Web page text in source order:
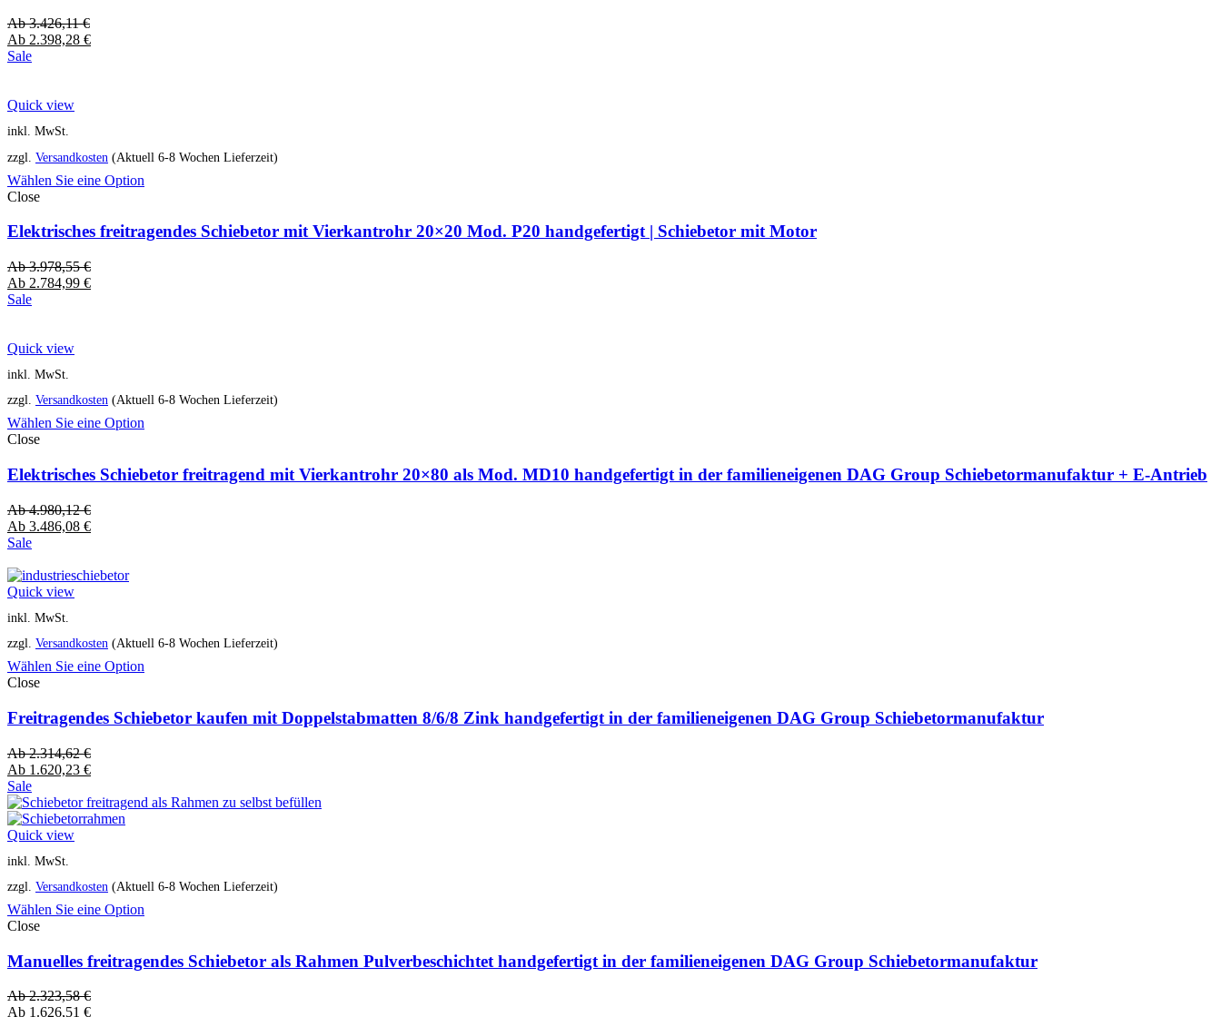
Ab3.426,11€
Ab 2.398,28 €
Sale
Quick view
inkl. MwSt.
zzgl. Versandkosten (Aktuell 6-8 Wochen Lieferzeit)
Wählen Sie eine Option
Close
Elektrisches freitragendes Schiebetor mit Vierkantrohr 20×20 Mod. P20 handgefertigt | Schiebetor mit Motor
Ab3.978,55€
Ab 2.784,99 €
Sale
Quick view
inkl. MwSt.
zzgl. Versandkosten (Aktuell 6-8 Wochen Lieferzeit)
Wählen Sie eine Option
Close
Elektrisches Schiebetor freitragend mit Vierkantrohr 20×80 als Mod. MD10 handgefertigt in der familieneigenen DAG Group Schiebetormanufaktur + E-Antrieb
Ab4.980,12€
Ab 3.486,08 €
Sale
Quick view
inkl. MwSt.
zzgl. Versandkosten (Aktuell 6-8 Wochen Lieferzeit)
Wählen Sie eine Option
Close
Freitragendes Schiebetor kaufen mit Doppelstabmatten 8/6/8 Zink handgefertigt in der familieneigenen DAG Group Schiebetormanufaktur
Ab2.314,62€
Ab 1.620,23 €
Sale
Quick view
inkl. MwSt.
zzgl. Versandkosten (Aktuell 6-8 Wochen Lieferzeit)
Wählen Sie eine Option
Close
Manuelles freitragendes Schiebetor als Rahmen Pulverbeschichtet handgefertigt in der familieneigenen DAG Group Schiebetormanufaktur
Ab2.323,58€
Ab 1.626,51 €